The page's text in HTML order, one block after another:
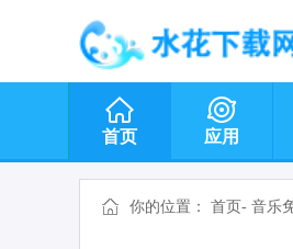
首页 应用
你的位置： 首页 - 音乐